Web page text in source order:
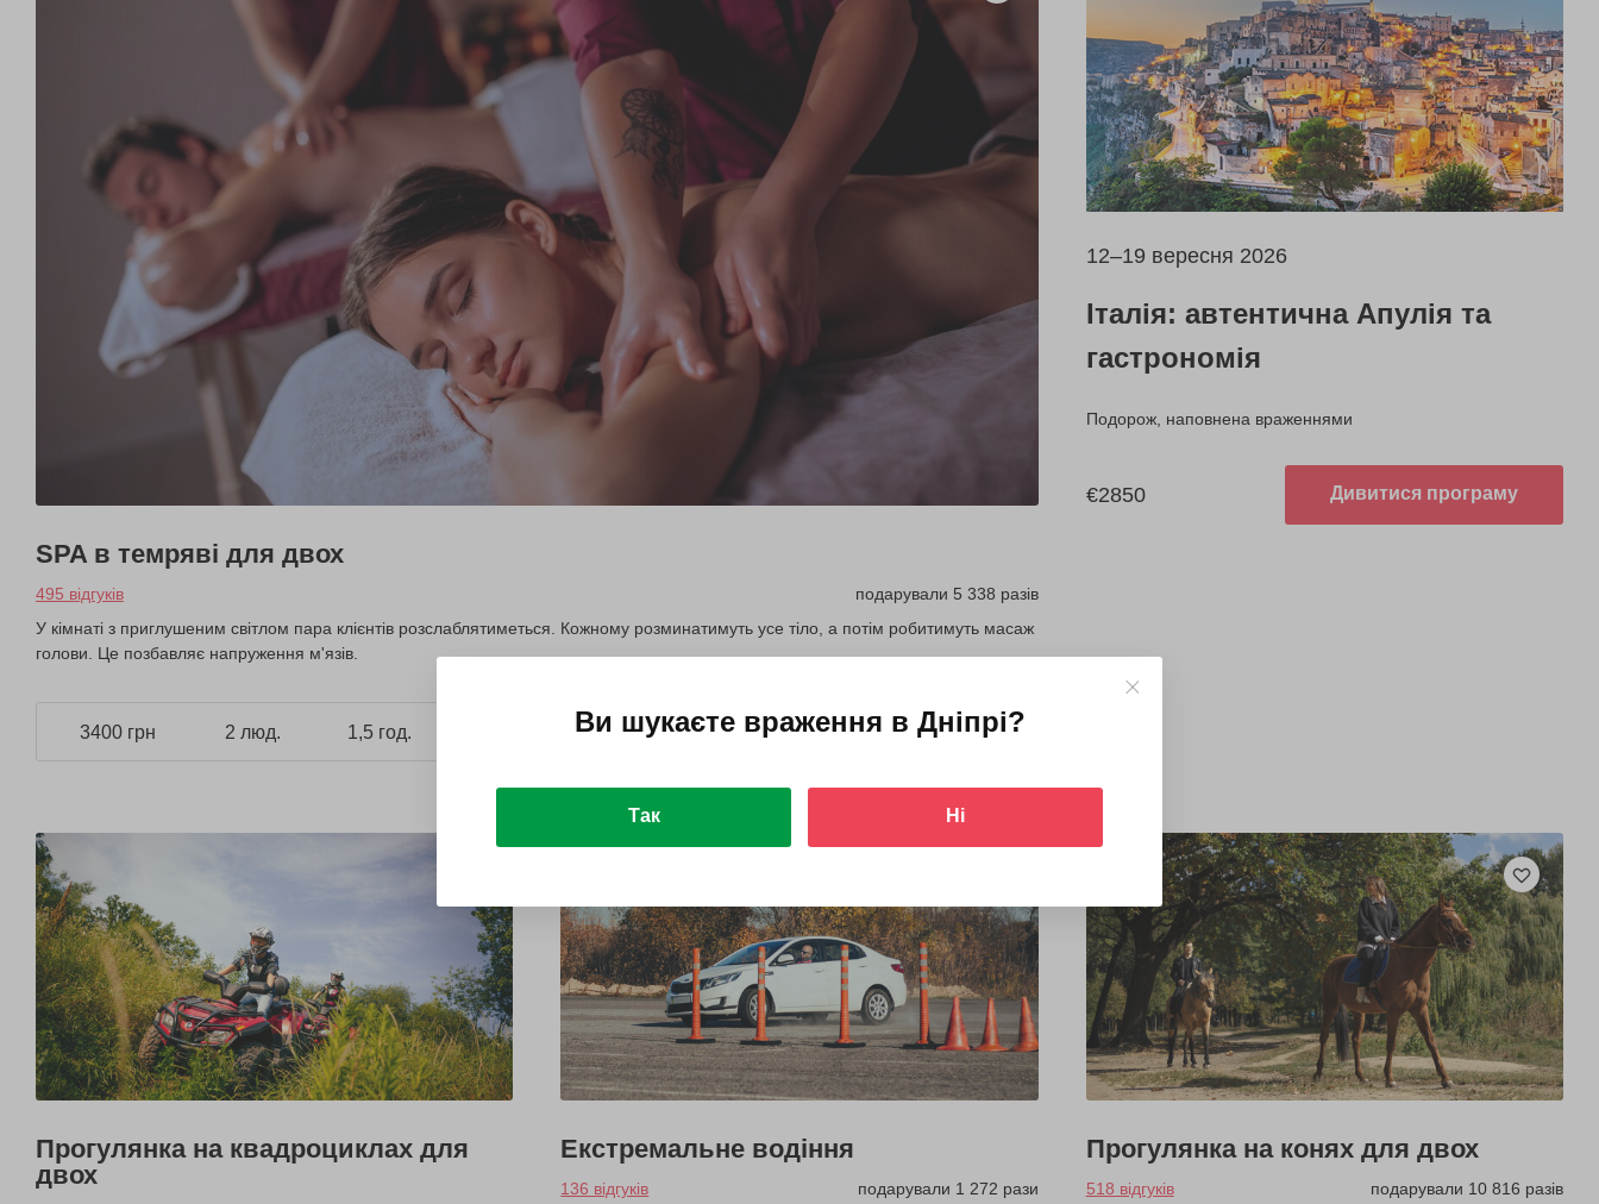
SPA в темряві для двох
495 відгуків
подарували 5 338 разів
У кімнаті з приглушеним світлом пара клієнтів розслаблятиметься. Кожному розминатимуть усе тіло, а потім робитимуть масаж
голови. Це позбавляє напруження м'язів.
3400 грн 2 люд. 1,5 год. Купити для себе Подарувати
12–19 вересня 2026
Італія: автентична Апулія та
гастрономія
Подорож, наповнена враженнями
€2850 Дивитися програму
Прогулянка на квадроциклах для
двох
Екстремальне водіння
136 відгуків
подарували 1 272 рази
Прогулянка на конях для двох
518 відгуків
подарували 10 816 разів
Ви шукаєте враження в Дніпрі?
Так Ні